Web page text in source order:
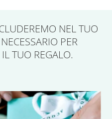
NEL TUO
PER
TUO REGALO.